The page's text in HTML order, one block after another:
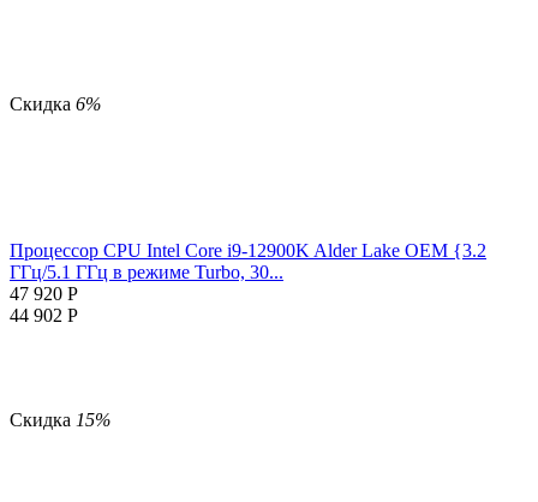
Скидка 6%
Процессор CPU Intel Core i9-12900K Alder Lake OEM {3.2
ГГц/5.1 ГГц в режиме Turbo, 30...
47 920 Р
44 902 Р
Скидка 15%